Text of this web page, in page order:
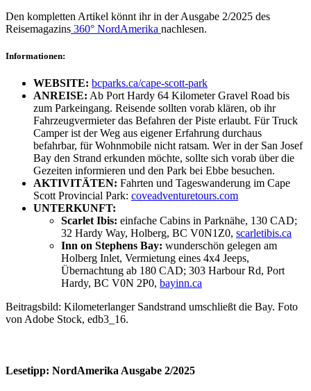
Den kompletten Artikel könnt ihr in der Ausgabe 2/2025 des
Reisemagazins 360° NordAmerika nachlesen.
Informationen:
WEBSITE: bcparks.ca/cape-scott-park
ANREISE: Ab Port Hardy 64 Kilometer Gravel Road bis
zum Parkeingang. Reisende sollten vorab klären, ob ihr
Fahrzeugvermieter das Befahren der Piste erlaubt. Für Truck
Camper ist der Weg aus eigener Erfahrung durchaus
befahrbar, für Wohnmobile nicht ratsam. Wer in der San Josef
Bay den Strand erkunden möchte, sollte sich vorab über die
Gezeiten informieren und den Park bei Ebbe besuchen.
AKTIVITÄTEN: Fahrten und Tageswanderung im Cape
Scott Provincial Park: coveadventuretours.com
UNTERKUNFT:
Scarlet Ibis: einfache Cabins in Parknähe, 130 CAD;
32 Hardy Way, Holberg, BC V0N1Z0, scarletibis.ca
Inn on Stephens Bay: wunderschön gelegen am
Holberg Inlet, Vermietung eines 4x4 Jeeps,
Übernachtung ab 180 CAD; 303 Harbour Rd, Port
Hardy, BC V0N 2P0, bayinn.ca
Beitragsbild: Kilometerlanger Sandstrand umschließt die Bay. Foto
von Adobe Stock, edb3_16.
Lesetipp: NordAmerika Ausgabe 2/2025